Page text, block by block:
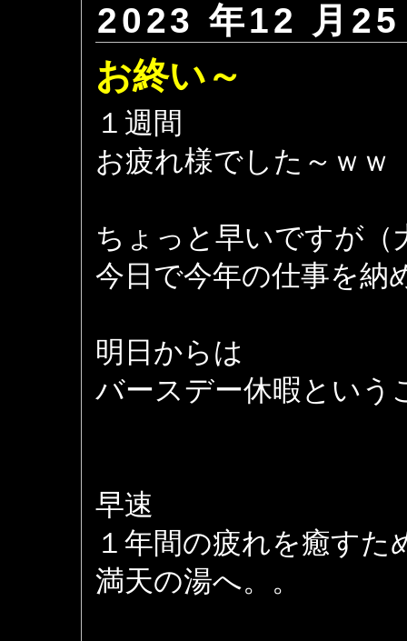
2023 年12 月
お終い～
１週間
お疲れ様でした～ｗｗ
ちょっと早いですが（
今日で今年の仕事を納
明日からは
バースデー休暇という
早速
１年間の疲れを癒すた
満天の湯へ。。